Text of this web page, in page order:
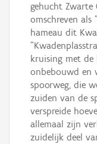
gehucht Zwarte
omschreven
hameau dit
kruising met de
onbebouwd en
spoorweg, die
zuiden van de
verspreide
allemaal zijn
zuidelijk deel